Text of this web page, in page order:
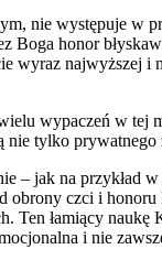
nie występuje w
Boga honor
wyraz najwyższej
wypaczeń w tej
tylko prywatnego
– jak na przykład
czci i
Ten łamiący
i nie